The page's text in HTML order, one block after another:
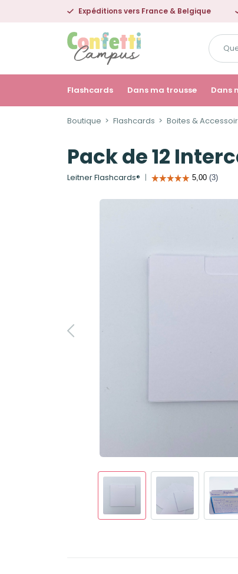
Expéditions vers France & Belgique
Que
vous
?
Flashcards Dans ma trousse Dans
Boutique Flashcards Boites &
Pack de 12
Leitner Flashcards®